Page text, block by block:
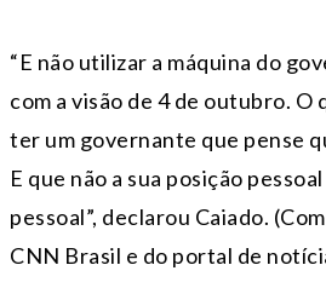
“E não utilizar a máquina do
com a visão de 4 de outubro. O
ter um governante que pense
E que não a sua posição
pessoal”, declarou Caiado.
CNN Brasil e do portal de